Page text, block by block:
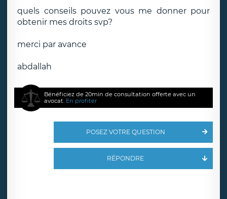
quels conseils pouvez vous me donner pour
obtenir mes droits svp?
merci par avance
abdallah
Bénéficiez de 20min de consultation offerte avec un
avocat. En profiter
POSEZ VOTRE QUESTION
RÉPONDRE